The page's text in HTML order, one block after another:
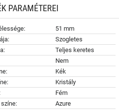
PARAMÉTEREI
51 mm
Szogletes
Teljes keretes
Nem
Kék
Kristály
Fém
színe:
Azure